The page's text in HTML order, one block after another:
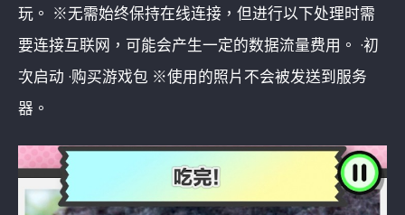
玩。 ※无需始终保持在线连接，但进行以下处理时需
要连接互联网，可能会产生一定的数据流量费用。 ·初
次启动 ·购买游戏包 ※使用的照片不会被发送到服务
器。